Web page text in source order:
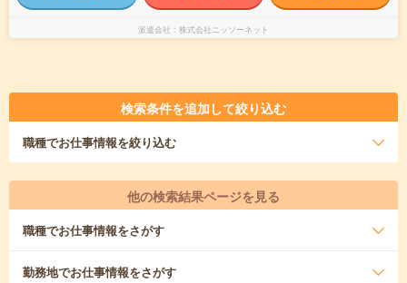
派遣会社 株式会社ニッソーネット
検索条件を追加して絞り込む
職種でお仕事情報を絞り込む
他の検索結果ページを見る
職種でお仕事情報をさがす
勤務地でお仕事情報をさがす